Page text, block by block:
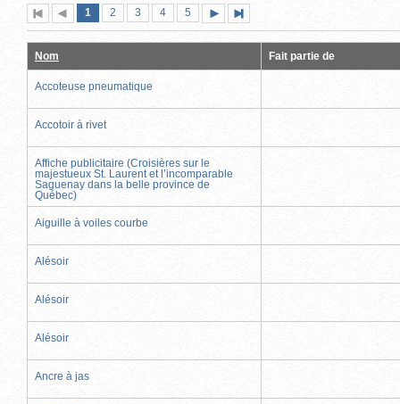
Première
page
Page
précédente
Page
1 (page
actuelle)
Page
2 Page
3 Page
4 Page
5
suivante
page
Nom Fait partie de
Accoteuse pneumatique
Accotoir à rivet
Affiche publicitaire (Croisières sur le
majestueux St. Laurent et l’incomparable
Saguenay dans la belle province de
Québec)
Aiguille à voiles courbe
Alésoir
Alésoir
Alésoir
Ancre à jas